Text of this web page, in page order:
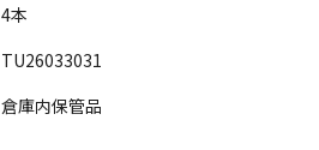
4本
TU26033031
倉庫内保管品